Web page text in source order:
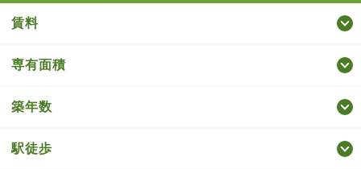
賃料
専有面積
築年数
駅徒歩